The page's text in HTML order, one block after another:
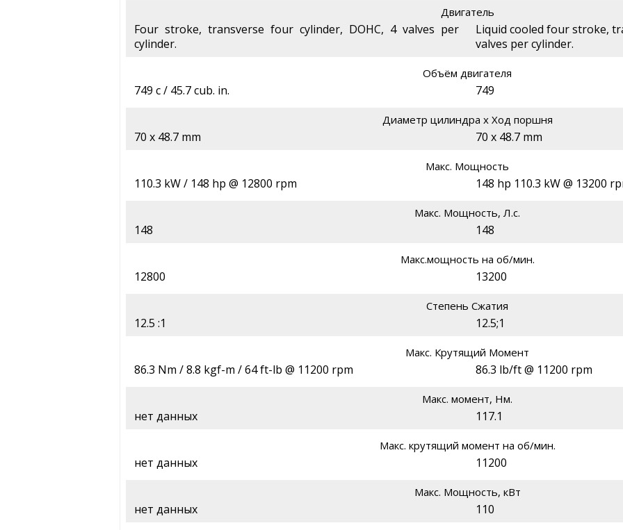
Двигатель
Four stroke, transverse four cylinder, DOHC, 4 valves per
cylinder.
Liquid cooled four stroke,
valves per cylinder.
Объём двигателя
749 c / 45.7 cub. in. 749
Диаметр цилиндра х Ход поршня
70 x 48.7 mm 70 x 48.7 mm
Макс. Мощность
110.3 kW / 148 hp @ 12800 rpm 148 hp 110.3 kW @ 13200
Макс. Мощность, Л.с.
148 148
Макс.мощность на об/мин.
12800 13200
Степень Сжатия
12.5 :1 12.5;1
Макс. Крутящий Момент
86.3 Nm / 8.8 kgf-m / 64 ft-lb @ 11200 rpm 86.3 lb/ft @ 11200 rpm
Макс. момент, Нм.
нет данных 117.1
Макс. крутящий момент на об/мин.
нет данных 11200
Макс. Мощность, кВт
нет данных 110